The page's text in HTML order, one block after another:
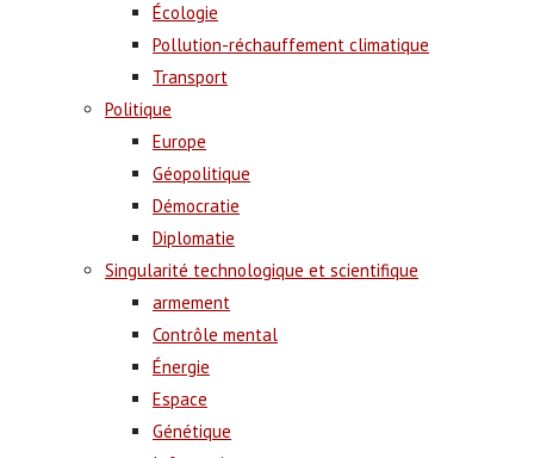
Écologie
Pollution-réchauffement climatique
Transport
Politique
Europe
Géopolitique
Démocratie
Diplomatie
Singularité technologique et scientifique
armement
Contrôle mental
Énergie
Espace
Génétique